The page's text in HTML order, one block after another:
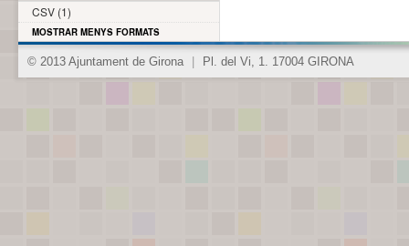
CSV (1)
MOSTRAR MENYS FORMATS
© 2013 Ajuntament de Girona Pl. del Vi, 1. 17004 GIRONA